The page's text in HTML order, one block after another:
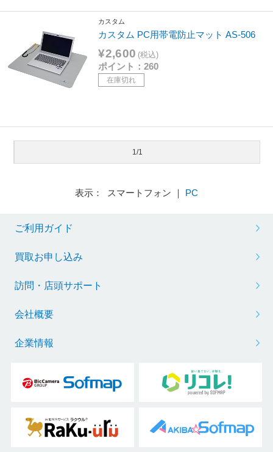
カスタム
カスタム PC用帯電防止マット AS-506
¥2,600 (税込)
ポイント：260
在庫切れ
1/1
表示： スマートフォン ｜ PC
ご利用ガイド
買取お申し込み
訪問・店頭サポート
会社概要
企業情報